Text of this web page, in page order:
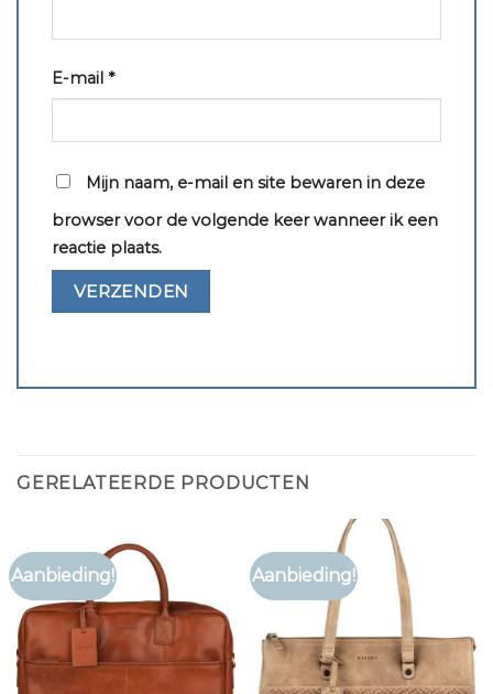
E-mail *
Mijn naam, e-mail en site bewaren in deze
browser voor de volgende keer wanneer ik een
reactie plaats.
GERELATEERDE PRODUCTEN
Aanbieding! Aanbieding!